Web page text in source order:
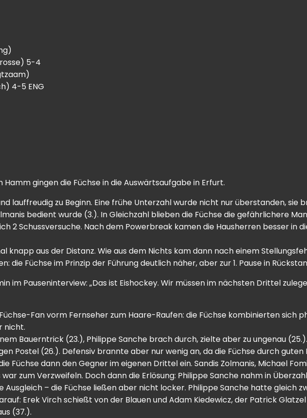
5-4
4-5 ENG
Hamm gingen die Füchse in die Auswärtsaufgabe in Erfurt.
lauffreudig zu Beginn. Eine frühe Unterzahl wurde nicht nur überstanden,
bedient wurde (3.). In Gleichzahl blieben die Füchse die gefährlichere
2 Schussversuche. Nach dem Powerbreak kamen die Hausherren besser in
knapp aus der Distanz. Wie aus dem Nichts kam dann nach einem
die Füchse im Prinzip der Führung deutlich näher, aber zur 1. Pause in
im Pauseninterview: „Das ist Eishockey. Wir müssen im nächsten Drittel
Fan vorm Fernseher zum Haare-Raufen: die Füchse kombinierten sich
nicht.
Bauerntrick (23.), Philippe Sanche brach durch, zielte aber zu ungenau
Postel (26.). Defensiv brannte aber nur wenig an, da die Füchse durch
Füchse dann den Gegner im eigenen Drittel ein. Sandis Zolmanis, Michael
zum Verzweifeln. Doch dann die Erlösung: Philippe Sanche nahm in
Ausgleich – die Füchse ließen aber nicht locker. Philippe Sanche hatte gleich
Erek Virch schießt von der Blauen und Adam Kiedewicz, der Patrick
(37.).